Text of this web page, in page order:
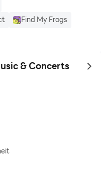
style lyrics.
or Youtube.
with Shazam
playing around you
songs were identified,
Find My Frogs
& Concerts to